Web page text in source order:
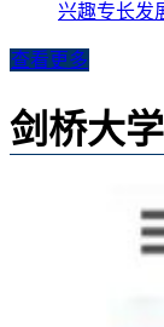
兴趣专长发
查看更多
剑桥大学